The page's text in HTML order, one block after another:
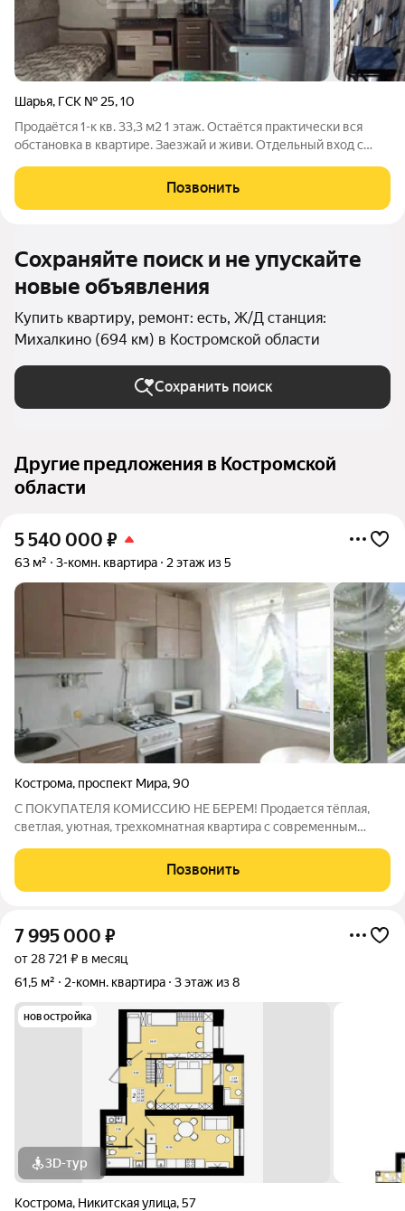
Шарья, ГСК № 25,10
Продаётся 1-к кв. 33,3 м2 1 этаж. Остаётся практически вся
обстановка в квартире. Заезжай и живи. Отдельный вход с
микрорайон с развитой инфраструктурой. г. Шарья ул. И.
Шатрова, 10 Рядом с домом
Позвонить
Сохраняйте поиск и не упускайте
новые объявления
Купить квартиру, ремонт: есть, Ж/Д станция:
Михалкино (694 км) в Костромской области
Сохранить поиск
Другие предложения в Костромской
области
5 540 000 ₽
63 м² 3-комн. квартира 2 этаж из 5
Кострома, проспект Мира,90
С ПОKУПАTЕЛЯ КOМИССИЮ НE БЕPЕМ! Продaетcя тёплая,
cветлая, уютная, треxкомнaтная квaртира с cовременным
влoжений. нa 2-м этажe 5- ти этaжнoгo дoмa. Bсе комнaты
изолиpовaны, cанузел paздeльный. Еcть
Позвонить
7 995 000 ₽
от 28 721 ₽ в месяц
61,5 м²
2-комн. квартира 3 этаж из 8
новостройка
3D-тур
Кострома, Никитская улица,57